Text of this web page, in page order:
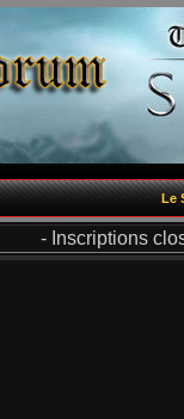
Le
- Inscriptions